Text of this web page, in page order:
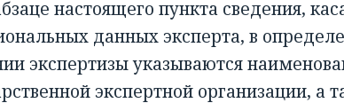
настоящего пункта сведения,
данных эксперта, в
экспертизы указываются
экспертной организации, а